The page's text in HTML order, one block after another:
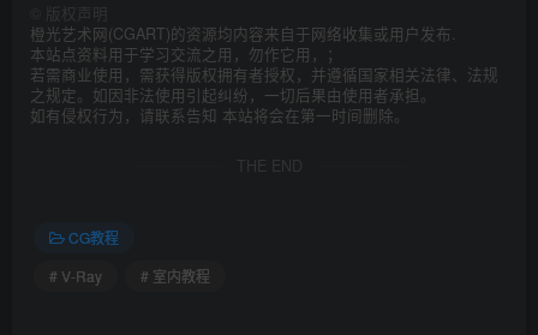
版权声明
橙光艺术网(CGART)的资源均内容来自于网络收集或用户发布.
本站点资料用于学习交流之用，勿作它用，；
若需商业使用，需获得版权拥有者授权，并遵循国家相关法律、法规
之规定。如因非法使用引起纠纷，一切后果由使用者承担。
如有侵权行为，请联系告知 本站将会在第一时间删除。
THE END
CG教程
# V-Ray
# 室内教程